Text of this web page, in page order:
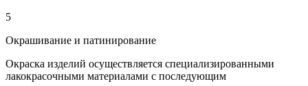
5
Окрашивание и патинирование
Окраска изделий осуществляется специализированными
лакокрасочными материалами с последующим